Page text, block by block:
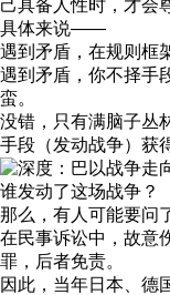
己具备人性时，才会
具体来说——
遇到矛盾，在规则框
遇到矛盾，你不择手
蛮。
没错，只有满脑子丛
手段（发动战争）获
谁发动了这场战争？
那么，有人可能要问
在民事诉讼中，故意
罪，后者免责。
因此，当年日本、德